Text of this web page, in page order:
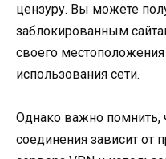
цензуру. Вы можете
заблокированным
своего
использования сети.
Однако важно помнить,
соединения зависит от